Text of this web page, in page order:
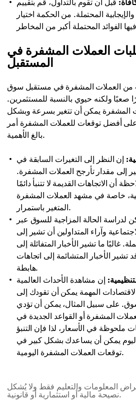
قبل أن تقوم بالتداول، قم بتقييم
المحتملة. من الحكمة اختيار
العملات المشفرة في
المستقبل
من العملات المشفرة في مستقبل سوق
صعبًا ولكنه حيوي بالنسبة للمستثمرين.
المشفرة يمكن أن تتغير بسرعة وبشكل
أفضل توقعات للعملات المشفرة أمر
بالغ الأهمية.
إن النظر إلى التغيرات السابقة في
إلى مقدار تأرجح العملات المشفرة.
أن الاتجاهات القديمة لا تتنبأ دائمًا
خاصة في مشهد العملات المشفرة
المتغير باستمرار.
لدراسة الحالة المزاجية للسوق عبر
وآراء المتداولين أن تشير إلى
غالبًا ما تشير الأخبار المتفائلة إلى
تشير الأخبار المتشائمة إلى اتجاهات
هابطة.
إن مشاهدة الأحداث العالمية
المهمة يمكن أن تقودك إلى
على سبيل المثال، يمكن أن تؤدي
المشفرة أو القواعد الجديدة في
ملحوظة في الأسعار، لذا فإن التنبؤ
اليوم يمكن أن يساعدك بشكل كبير في
توقعات العملات المشفرة اليومية.
المعلومات والتعليم فقط ولا يُشكل
نصيحة مالية أو استثمارية أو قانونية.